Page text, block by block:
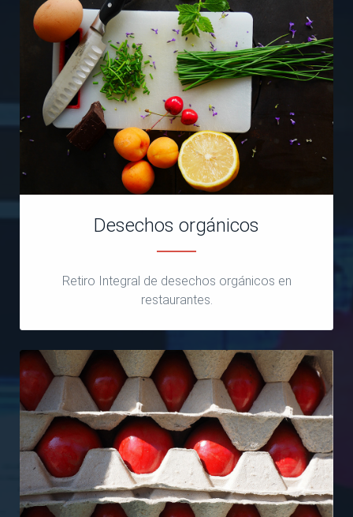
Desechos orgánicos
Retiro Integral de desechos orgánicos en
restaurantes.